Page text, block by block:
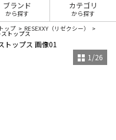
ブランド
から探す
カテゴリ
から探す
ップ RESEXXY（リゼクシー）
トップス
1 /26